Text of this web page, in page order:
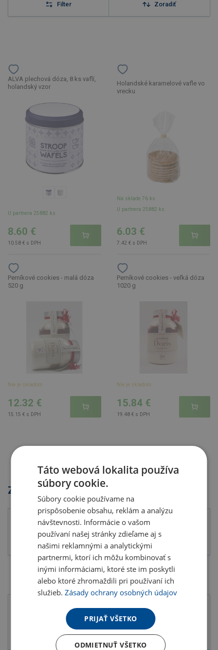
Filter Zoradiť
ALVA plechová dóza, 8 ks vaflí,
holandský vzor
U partnera 25882 ks
8.60 €
10.58 € s DPH
Holandské karamelové vafle vo
vrecku
Na sklade 76 ks
U partnera 25882 ks
6.03 €
7.42 € s DPH
Perníkové cookies - malá dóza
520 g
Nie je skladom
12.32 €
15.15 € s DPH
Perníkové cookies - veľká dóza
1020 g
Nie je skladom
15.84 €
19.48 € s DPH
Značky
Tlačoviny Katalógy
Táto webová lokalita používa
súbory cookie.
Súbory cookie používame na
prispôsobenie obsahu, reklám a analýzu
návštevnosti. Informácie o vašom
používaní našej stránky zdieľame aj s
našimi reklamnými a analytickými
partnermi, ktorí ich môžu kombinovať s
inými informáciami, ktoré ste im poskytli
alebo ktoré zhromaždili pri používaní ich
služieb.Zásady ochrany osobných údajov
PRIJAŤ VŠETKO
ODMIETNUŤ VŠETKO